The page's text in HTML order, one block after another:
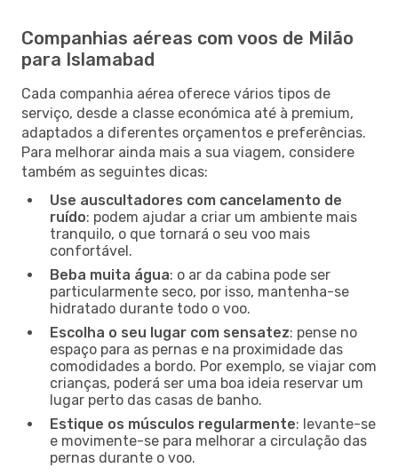
Companhias aéreas com voos de Milão
para Islamabad
Cada companhia aérea oferece vários tipos de
serviço, desde a classe económica até à premium,
adaptados a diferentes orçamentos e preferências.
Para melhorar ainda mais a sua viagem, considere
também as seguintes dicas:
Use auscultadores com cancelamento de
ruído: podem ajudar a criar um ambiente mais
tranquilo, o que tornará o seu voo mais
confortável.
Beba muita água: o ar da cabina pode ser
particularmente seco, por isso, mantenha-se
hidratado durante todo o voo.
Escolha o seu lugar com sensatez: pense no
espaço para as pernas e na proximidade das
comodidades a bordo. Por exemplo, se viajar com
crianças, poderá ser uma boa ideia reservar um
lugar perto das casas de banho.
Estique os músculos regularmente: levante-se
e movimente-se para melhorar a circulação das
pernas durante o voo.